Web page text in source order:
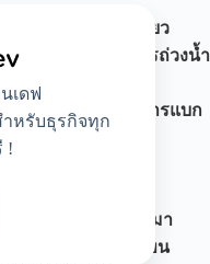
เดฟ
ำหรับธุรกิจทุก
!
สามารถยกได้คนเดียว
พราะการก้มเป็นการถ่วงน้ำ
ดิม
ำหรับเป็นฐานในการแบก
ยน้ำหนัก
ามเนื้อขาดันตัวขึ้นมา
จะได้ไม่ต้องเกร็งแขน